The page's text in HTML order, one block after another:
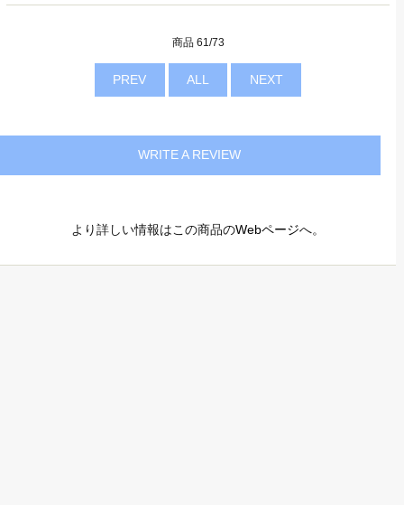
商品 61/73
PREV ALL NEXT
WRITE A REVIEW
より詳しい情報はこの商品のWebページへ。